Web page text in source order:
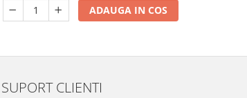
ADAUGA IN COS
SUPORT CLIENTI